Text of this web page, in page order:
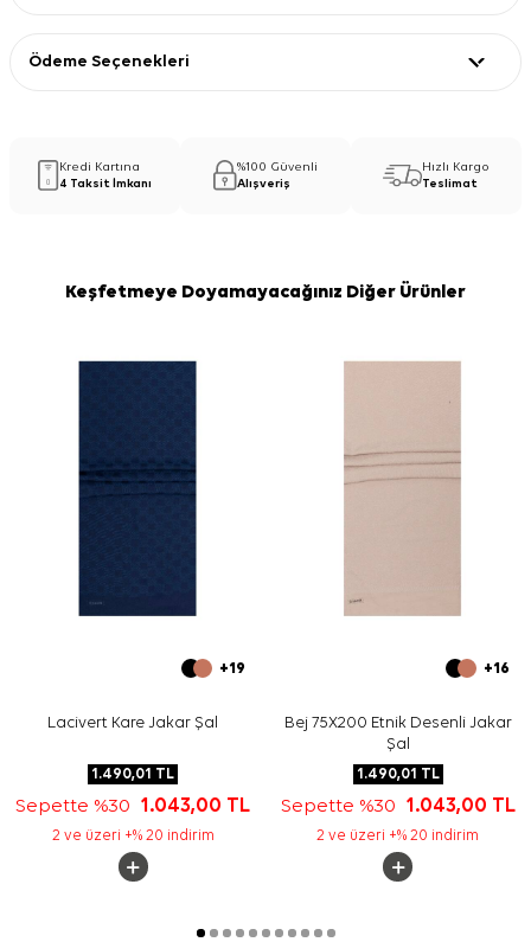
Ödeme Seçenekleri
Kredi Kartına
4 Taksit İmkanı
%100 Güvenli
Alışveriş
Hızlı Kargo
Teslimat
Keşfetmeye Doyamayacağınız Diğer Ürünler
+19
Lacivert Kare Jakar Şal
1.490,01 TL
Sepette %30 1.043,00 TL
2 ve üzeri +% 20 indirim
+16
Bej 75X200 Etnik Desenli Jakar
Şal
1.490,01 TL
Sepette %30 1.043,00 TL
2 ve üzeri +% 20 indirim